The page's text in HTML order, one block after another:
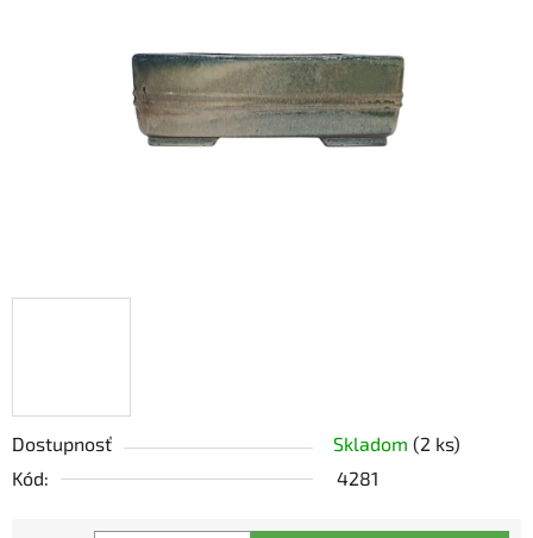
Dostupnosť Skladom (2 ks)
Kód:
4281